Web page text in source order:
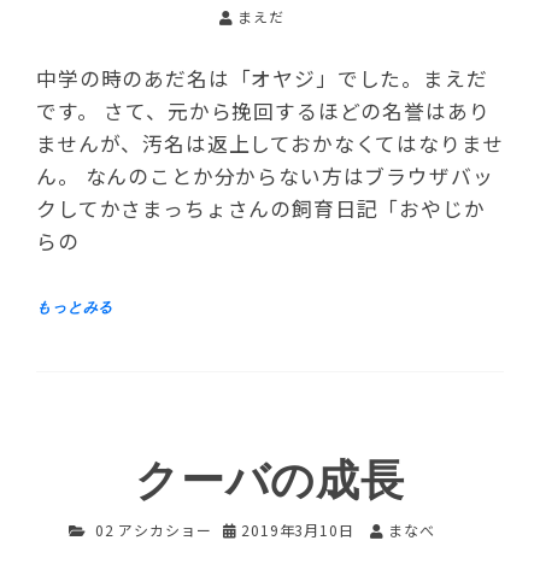
まえだ
中学の時のあだ名は「オヤジ」でした。まえだ
です。 さて、元から挽回するほどの名誉はあり
ませんが、汚名は返上しておかなくてはなりませ
ん。 なんのことか分からない方はブラウザバッ
クしてかさまっちょさんの飼育日記「おやじか
らの
クーバの成長
02 アシカショー 2019年3月10日 まなべ